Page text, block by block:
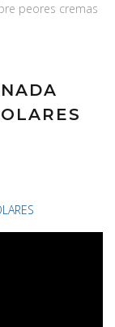
peores cremas